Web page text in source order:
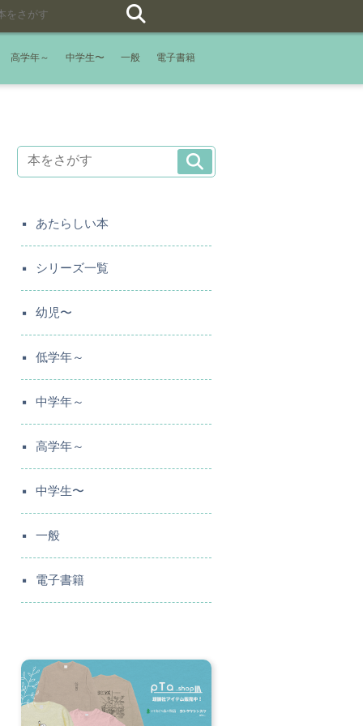
高学年～ 中学生〜 一般 電子書籍
あたらしい本
シリーズ一覧
幼児〜
低学年～
中学年～
高学年～
中学生〜
一般
電子書籍